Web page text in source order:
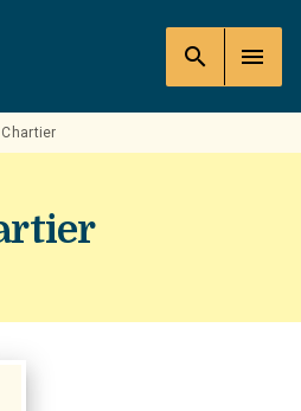
search menu